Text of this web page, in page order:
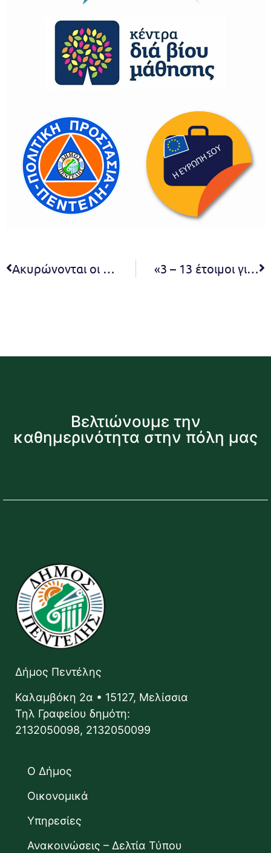
Ακυρώνονται οι παραστάσεις του Θεάτρου Τέχνης Δήμου Πεντέλης 21-23/2 «3 – 13 έτοιμοι για το σχολείο» Πρόγραμμα δωρεάν αξιολογήσεων λόγου, ομιλίας και μαθησιακών δυσκολιών
Βελτιώνουμε την
καθημερινότητα στην πόλη μας
Δήμος Πεντέλης
Καλαμβόκη 2α • 15127, Μελίσσια
Τηλ Γραφείου δημότη:
2132050098, 2132050099
Ο Δήμος
Οικονομικά
Υπηρεσίες
Ανακοινώσεις – Δελτία Τύπου